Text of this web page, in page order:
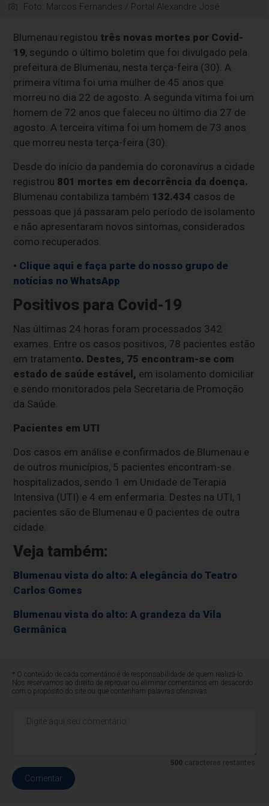
Foto: Marcos Fernandes / Portal Alexandre José
Blumenau registou três novas mortes por Covid-
19, segundo o último boletim que foi divulgado pela
prefeitura de Blumenau, nesta terça-feira (30). A
primeira vítima foi uma mulher de 45 anos que
morreu no dia 22 de agosto. A segunda vítima foi um
homem de 72 anos que faleceu no último dia 27 de
agosto. A terceira vítima foi um homem de 73 anos
que morreu nesta terça-feira (30).
Desde do início da pandemia do coronavírus a cidade
registrou 801 mortes em decorrência da doença.
Blumenau contabiliza também 132.434 casos de
pessoas que já passaram pelo período de isolamento
e não apresentaram novos sintomas, considerados
como recuperados.
• Clique aqui e faça parte do nosso grupo de
notícias no WhatsApp
Positivos para Covid-19
Nas últimas 24 horas foram processados 342
exames. Entre os casos positivos, 78 pacientes estão
em tratamento. Destes, 75 encontram-se com
estado de saúde estável, em isolamento domiciliar
e sendo monitorados pela Secretaria de Promoção
da Saúde.
Pacientes em UTI
Dos casos em análise e confirmados de Blumenau e
de outros municípios, 5 pacientes encontram-se
hospitalizados, sendo 1 em Unidade de Terapia
Intensiva (UTI) e 4 em enfermaria. Destes na UTI, 1
pacientes são de Blumenau e 0 pacientes de outra
cidade.
Veja também:
Blumenau vista do alto: A elegância do Teatro
Carlos Gomes
Blumenau vista do alto: A grandeza da Vila
Germânica
* O conteúdo de cada comentário é de responsabilidade de quem realizá-lo.
Nos reservamos ao direito de reprovar ou eliminar comentários em desacordo
com o propósito do site ou que contenham palavras ofensivas.
500caracteres restantes.
Comentar